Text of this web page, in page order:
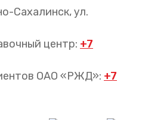
Сахалинск, ул.
центр: +7
ОАО «РЖД»: +7